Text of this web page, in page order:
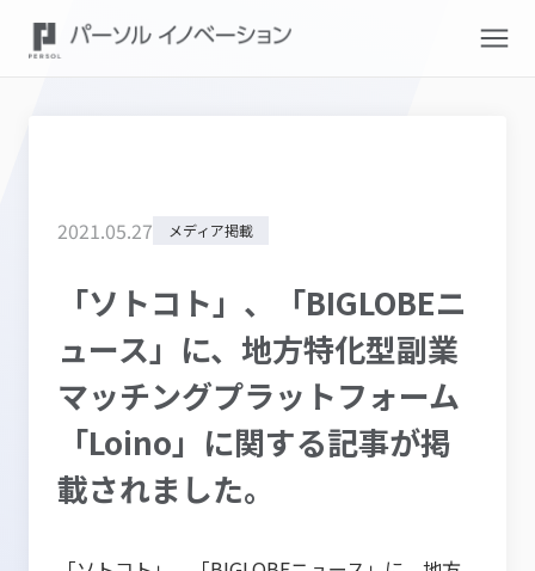
2021.05.27 メディア掲載
「ソトコト」、「BIGLOBEニ
ュース」に、地方特化型副業
マッチングプラットフォーム
「Loino」に関する記事が掲
載されました。